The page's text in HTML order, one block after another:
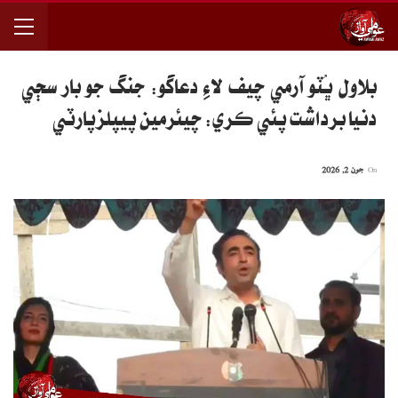
بلاول ڀُٽو آرمي چيف لاءِ دعاگو: جنگ جو بار سڄي
دنيا برداشت پئي ڪري: چيئرمين پيپلزپارٽي